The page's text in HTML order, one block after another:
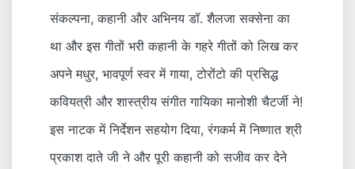
संकल्पना, कहानी और अभिनय डॉ. शैलजा सक्सेना का
था और इस गीतों भरी कहानी के गहरे गीतों को लिख कर
अपने मधुर, भावपूर्ण स्वर में गाया, टोरोंटो की प्रसिद्ध
कवियत्री और शास्त्रीय संगीत गायिका मानोशी चैटर्जी ने!
इस नाटक में निर्देशन सहयोग दिया, रंगकर्म में निष्णात श्री
प्रकाश दाते जी ने और पूरी कहानी को सजीव कर देने